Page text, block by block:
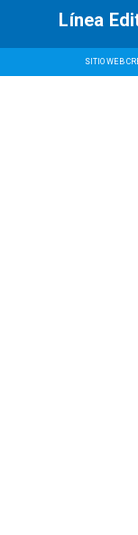
SITIO WEB
Línea